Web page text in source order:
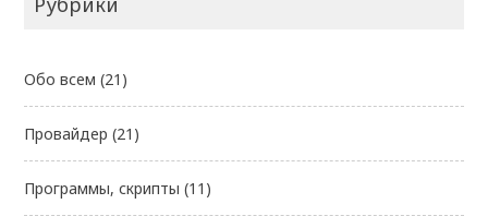
Обо всем (21)
Провайдер (21)
Программы, скрипты (11)